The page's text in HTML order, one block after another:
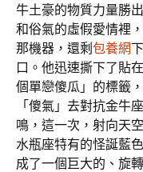
牛土豪的物質力量勝
和俗氣的虛假愛情裡
那機器，還剩包養網
口。他迅速撕下了貼
個單戀傻瓜」的標籤
「傻氣」去對抗金牛
鳴，這一次，射向天
水瓶座特有的怪誕藍
成了一個巨大的、旋